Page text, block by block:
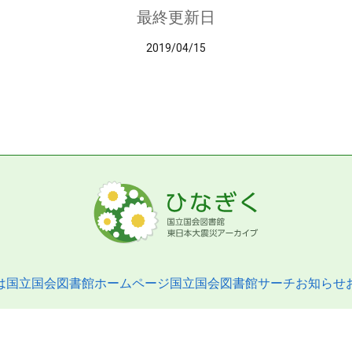
最終更新日
2019/04/15
国立国会図書館ホームページ国立国会図書館サーチお知らせ